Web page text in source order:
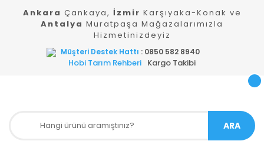
Ankara Çankaya, İzmir Karşıyaka-Konak ve
Antalya Muratpaşa Mağazalarımızla
Hizmetinizdeyiz
Müşteri Destek Hattı : 0850 582 8940
Hobi Tarım Rehberi Kargo Takibi
ARA